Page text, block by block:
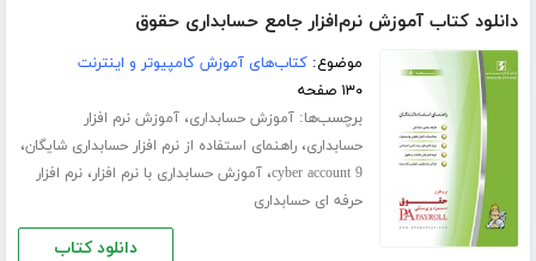
دانلود کتاب آموزش نرم‌افزار جامع حسابداری حقوق
موضوع:کتاب‌های آموزش کامپیوتر و اینترنت
۱۳۰ صفحه
برچسب‌ها:آموزش حسابداری،آموزش نرم افزار
حسابداری،راهنمای استفاده از نرم افزار حسابداری شایگان،
cyber account 9،آموزش حسابداری با نرم افزار،نرم افزار
حرفه ای حسابداری
دانلود کتاب